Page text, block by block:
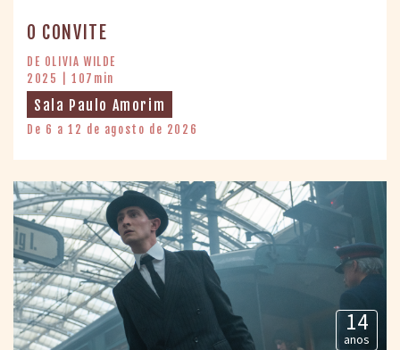
O CONVITE
DE OLIVIA WILDE
2025 | 107min
Sala Paulo Amorim
De 6 a 12 de agosto de 2026
14
anos